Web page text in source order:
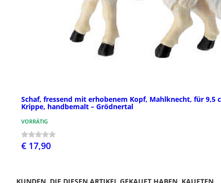
Schaf, fressend mit erhobenem Kopf, Mahlknecht, für 9,5
Krippe, handbemalt – Grödnertal
VORRÄTIG
€ 17,90